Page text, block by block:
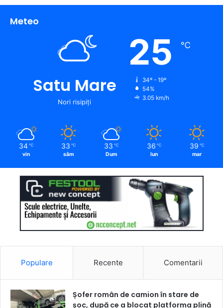
Meteo
Satu Mare
Nori risipiți
25 ℃
34º - 19º
54%
3.05 km/h
34 ℃
vin
33 ℃
sâm
33 ℃
Dum
36 ℃
lun
39 ℃
mar
Populare Recente Comentarii
Șofer român de camion în stare de
șoc, după ce a blocat platforma plină